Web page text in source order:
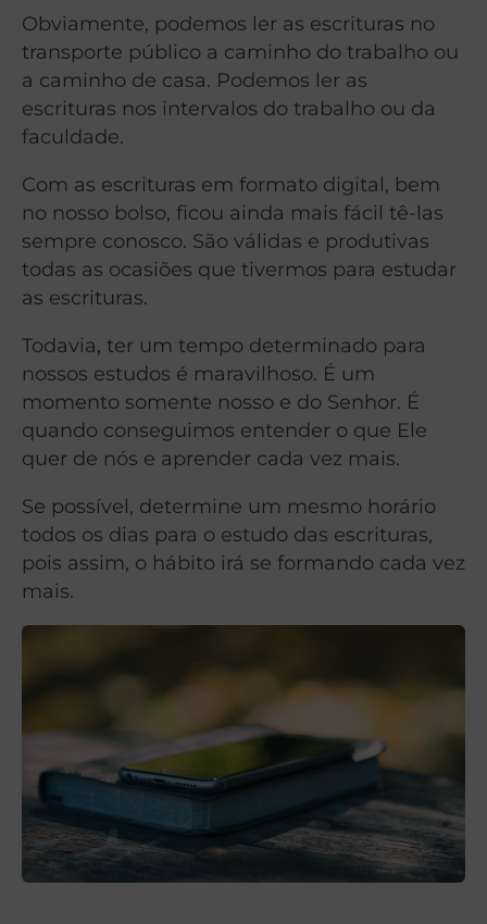
Obviamente, podemos ler as escrituras no
transporte público a caminho do trabalho ou
a caminho de casa. Podemos ler as
escrituras nos intervalos do trabalho ou da
faculdade.
Com as escrituras em formato digital, bem
no nosso bolso, ficou ainda mais fácil tê-las
sempre conosco. São válidas e produtivas
todas as ocasiões que tivermos para estudar
as escrituras.
Todavia, ter um tempo determinado para
nossos estudos é maravilhoso. É um
momento somente nosso e do Senhor. É
quando conseguimos entender o que Ele
quer de nós e aprender cada vez mais.
Se possível, determine um mesmo horário
todos os dias para o estudo das escrituras,
pois assim, o hábito irá se formando cada vez
mais.